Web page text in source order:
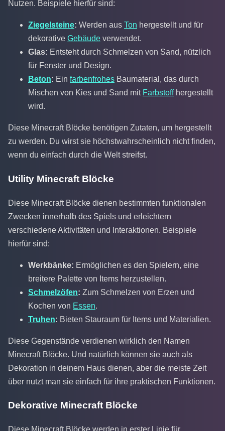
Nutzen. Beispiele hierfür sind:
Ziegelsteine: Werden aus Ton hergestellt und für
dekorative Gebäude verwendet.
Glas: Entsteht durch Schmelzen von Sand, nützlich
für Fenster und Design.
Beton: Ein farbenfrohes Baumaterial, das durch
Mischen von Kies und Sand mit Farbstoffhergestellt
wird.
Diese Minecraft Blöcke benötigen Zutaten, um hergestellt
zu werden. Du wirst sie höchstwahrscheinlich nicht finden,
wenn du einfach durch die Welt streifst.
Utility Minecraft Blöcke
Diese Minecraft Blöcke dienen bestimmten funktionalen
Zwecken innerhalb des Spiels und erleichtern
verschiedene Aktivitäten und Interaktionen. Beispiele
hierfür sind:
Werkbänke: Ermöglichen es den Spielern, eine
breitere Palette von Items herzustellen.
Schmelzöfen: Zum Schmelzen von Erzen und
Kochen von Essen.
Truhen: Bieten Stauraum für Items und Materialien.
Diese Gegenstände verdienen wirklich den Namen
Minecraft Blöcke. Und natürlich können sie auch als
Dekoration in deinem Haus dienen, aber die meiste Zeit
über nutzt man sie einfach für ihre praktischen Funktionen.
Dekorative Minecraft Blöcke